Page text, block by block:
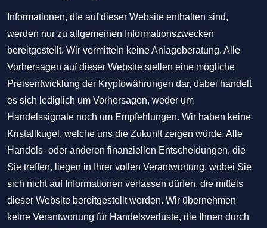
Informationen, die auf dieser Website enthalten sind,
werden nur zu allgemeinen Informationszwecken
bereitgestellt. Wir vermitteln keine Anlageberatung. Alle
Vorhersagen auf dieser Website stellen eine mögliche
Preisentwicklung der Kryptowährungen dar, dabei handelt
es sich lediglich um Vorhersagen, weder um
Handelssignale noch um Empfehlungen. Wir haben keine
Kristallkugel, welche uns die Zukunft zeigen würde. Alle
Handels- oder anderen finanziellen Entscheidungen, die
Sie treffen, liegen in Ihrer vollen Verantwortung, wobei Sie
sich nicht auf Informationen verlassen dürfen, die mittels
dieser Website bereitgestellt werden. Wir übernehmen
keine Verantwortung für Handelsverluste, die Ihnen durch